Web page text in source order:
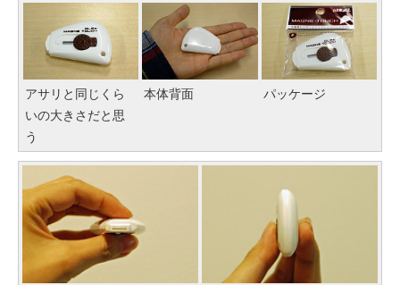
アサリと同じくら
いの大きさだと思
う
本体背面 パッケージ